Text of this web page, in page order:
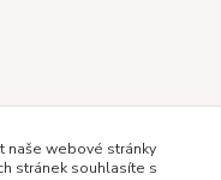
naše webové stránky
stránek souhlasíte s